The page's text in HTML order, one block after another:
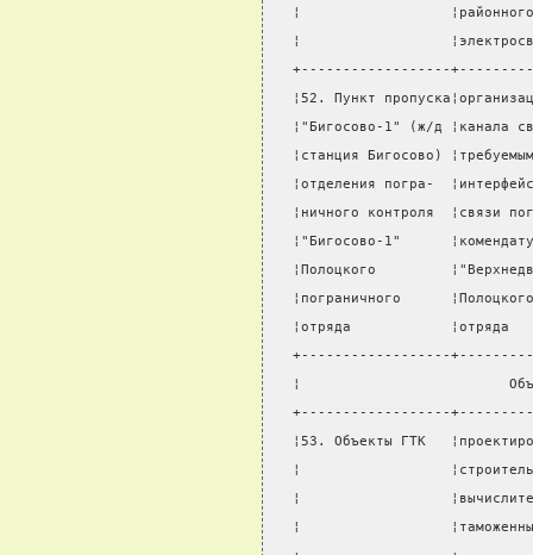
¦
¦
+------------------
¦52. Пункт
¦"Бигосово-1" (ж/д
¦станция Бигосово)
¦отделения погра-
¦ничного контроля
¦"Бигосово-1"
¦Полоцкого
¦пограничного
¦отряда
+------------------
¦
+------------------
¦53. Объекты ГТК
¦
¦
¦